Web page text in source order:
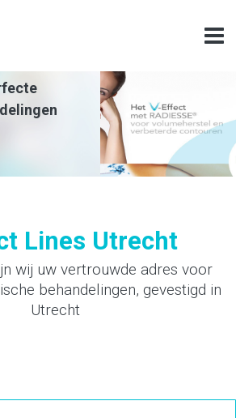
Lines Utrecht
wij uw vertrouwde adres voor
behandelingen, gevestigd in
Utrecht